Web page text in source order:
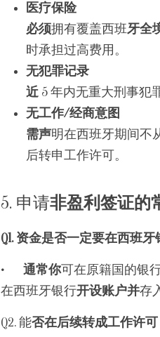
医疗保险
必须拥有覆盖西班牙全
时承担过高费用。
无犯罪记录
近 5 年内无重大刑事犯
无工作/经商意图
需声明在西班牙期间不
后转申工作许可。
5. 申请非盈利签证的
Q1. 资金是否一定要在西班牙
•	通常你可在原籍国的银
在西班牙银行开设账户并存
Q2. 能否在后续转成工作许可